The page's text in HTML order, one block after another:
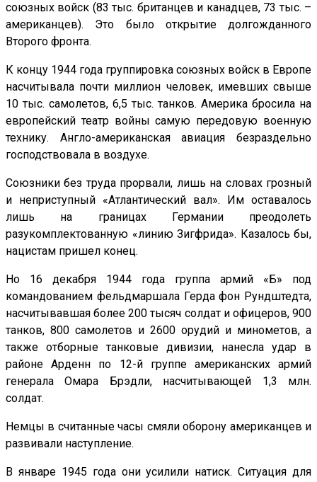
союзных войск (83 тыс. британцев и канадцев, 73 тыс. –
американцев). Это было открытие долгожданного
Второго фронта.
К концу 1944 года группировка союзных войск в Европе
насчитывала почти миллион человек, имевших свыше
10 тыс. самолетов, 6,5 тыс. танков. Америка бросила на
европейский театр войны самую передовую военную
технику. Англо-американская авиация безраздельно
господствовала в воздухе.
Союзники без труда прорвали, лишь на словах грозный
и неприступный «Атлантический вал». Им оставалось
лишь на границах Германии преодолеть
разукомплектованную «линию Зигфрида». Казалось бы,
нацистам пришел конец.
Но 16 декабря 1944 года группа армий «Б» под
командованием фельдмаршала Герда фон Рундштедта,
насчитывавшая более 200 тысяч солдат и офицеров, 900
танков, 800 самолетов и 2600 орудий и минометов, а
также отборные танковые дивизии, нанесла удар в
районе Арденн по 12-й группе американских армий
генерала Омара Брэдли, насчитывающей 1,3 млн.
солдат.
Немцы в считанные часы смяли оборону американцев и
развивали наступление.
В январе 1945 года они усилили натиск. Ситуация для